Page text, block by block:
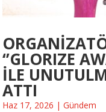
‘’GLORIZE
İLE
ATTI
Haz 17, 2026 | Gündem